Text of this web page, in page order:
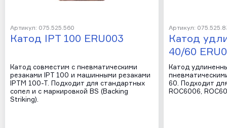
Артикул: 075.525.560
Катод IPT 100 ERU003
Катод совместим с пневматическими
резаками IPT 100 и машинными резаками
IPTM 100-T. Подходит для стандартных
сопел и с маркировкой BS (Backing
Striking).
Артикул:
Катод
40/60
Катод
60. Подходит
ROC6006,